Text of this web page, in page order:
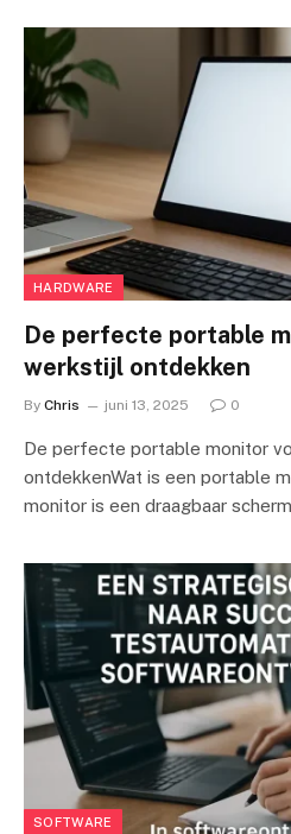
HARDWARE
De perfecte portable
werkstijl ontdekken
By Chris juni 13, 2025 0
De perfecte portable monitor
ontdekkenWat is een portable
monitor is een draagbaar
SOFTWARE